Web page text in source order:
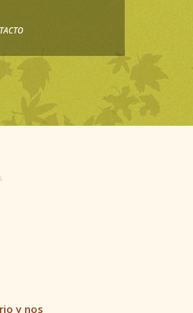
y nos